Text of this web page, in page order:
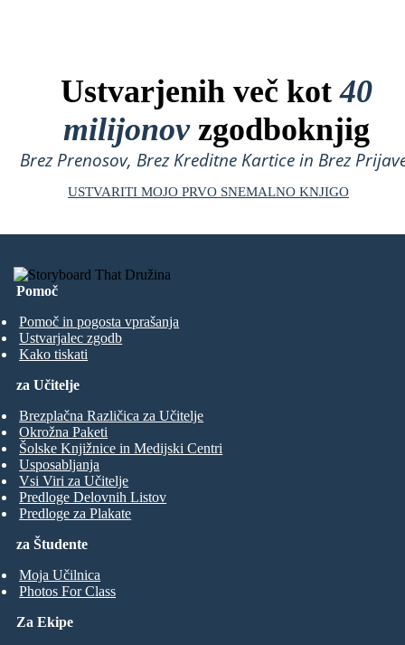
Ustvarjenih več kot40
milijonovzgodboknjig
Brez Prenosov, Brez Kreditne Kartice in Brez
USTVARITI MOJO PRVO SNEMALNO KNJIGO
Pomoč
Pomoč in pogosta vprašanja
Ustvarjalec zgodb
Kako tiskati
za Študente
Moja Učilnica
Photos For Class
za Učitelje
Brezplačna Različica za Učitelje
Okrožna Paketi
Šolske Knjižnice in Medijski Centri
Usposabljanja
Vsi Viri za Učitelje
Predloge Delovnih Listov
Predloge za Plakate
Za Ekipe